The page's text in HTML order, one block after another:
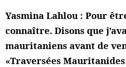
Yasmina Lahlou : Pour
connaître. Disons que
mauritaniens avant de
«Traversées